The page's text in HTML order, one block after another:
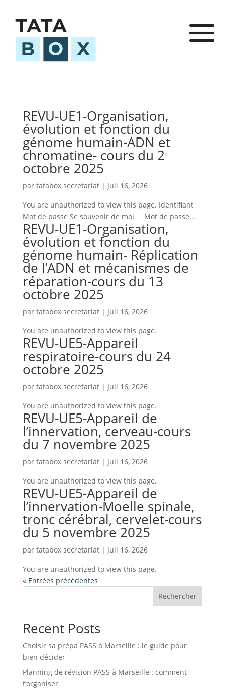
REVU-UE1-Organisation,
évolution et fonction du
génome humain-ADN et
chromatine- cours du 2
octobre 2025
par tatabox secretariat| Juil 16, 2026
You are unauthorized to view this page. Identifiant
Mot de passe Se souvenir de moi Mot de passe...
REVU-UE1-Organisation,
évolution et fonction du
génome humain- Réplication
de l’ADN et mécanismes de
réparation-cours du 13
octobre 2025
par tatabox secretariat| Juil 16, 2026
You are unauthorized to view this page.
REVU-UE5-Appareil
respiratoire-cours du 24
octobre 2025
par tatabox secretariat| Juil 16, 2026
You are unauthorized to view this page.
REVU-UE5-Appareil de
l’innervation, cerveau-cours
du 7 novembre 2025
par tatabox secretariat| Juil 16, 2026
You are unauthorized to view this page.
REVU-UE5-Appareil de
l’innervation-Moelle spinale,
tronc cérébral, cervelet-cours
du 5 novembre 2025
par tatabox secretariat| Juil 16, 2026
You are unauthorized to view this page.
« Entrées précédentes
Rechercher
Recent Posts
Choisir sa prépa PASS à Marseille : le guide pour
bien décider
Planning de révision PASS à Marseille : comment
t’organiser